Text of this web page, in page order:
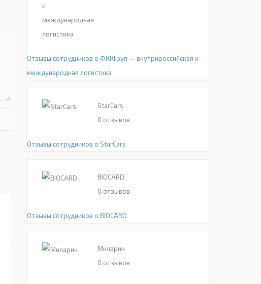
Отзывы сотрудников о ФККГруп — внутрироссийская и
международная логистика
StarCars
0 отзывов
Отзывы сотрудников о StarCars
BIOCARD
0 отзывов
Отзывы сотрудников о BIOCARD
Миларин
0 отзывов